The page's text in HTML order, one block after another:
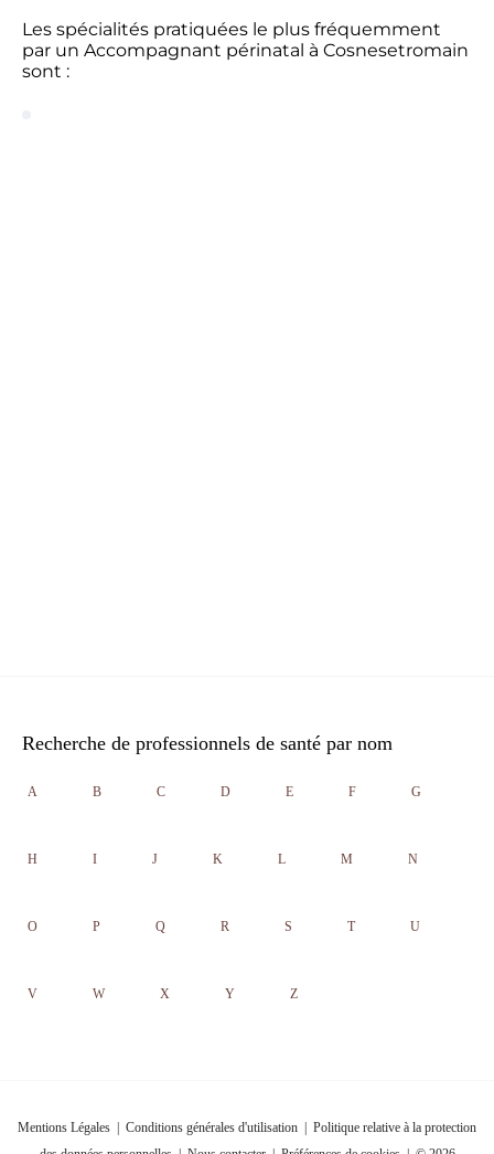
Les spécialités pratiquées le plus fréquemment
par un Accompagnant périnatal à Cosnesetromain
sont :
Recherche de professionnels de santé par nom
A B C D E F G
H I J K L M N
O P Q R S T U
V W X Y Z
Mentions Légales Conditions générales d'utilisation
Politique relative à la protection